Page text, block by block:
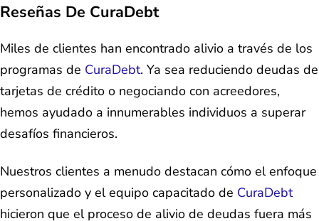
Reseñas De CuraDebt
Miles de clientes han encontrado alivio a través de los
programas de CuraDebt. Ya sea reduciendo deudas de
tarjetas de crédito o negociando con acreedores,
hemos ayudado a innumerables individuos a superar
desafíos financieros.
Nuestros clientes a menudo destacan cómo el enfoque
personalizado y el equipo capacitado de CuraDebt
hicieron que el proceso de alivio de deudas fuera más